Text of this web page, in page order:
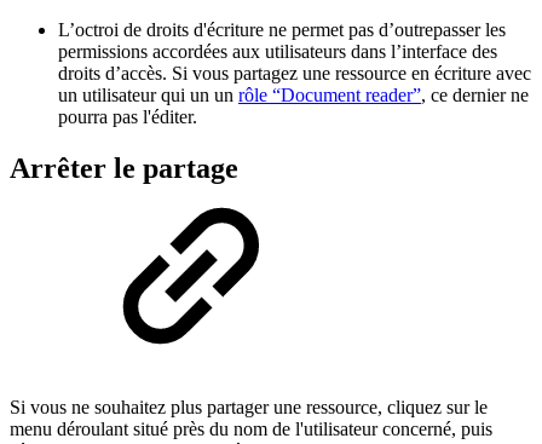
L’octroi de droits d'écriture ne permet pas d’outrepasser les
permissions accordées aux utilisateurs dans l’interface des
droits d’accès. Si vous partagez une ressource en écriture avec
un utilisateur qui un un rôle “Document reader”, ce dernier ne
pourra pas l'éditer.
Arrêter le partage
Si vous ne souhaitez plus partager une ressource, cliquez sur le
menu déroulant situé près du nom de l'utilisateur concerné, puis